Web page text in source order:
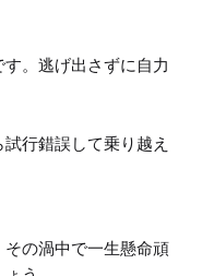
。逃げ出さずに自力
行錯誤して乗り越え
の渦中で一生懸命頑